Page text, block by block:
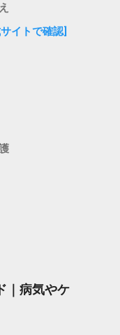
イトで確認]
｜病気やケ